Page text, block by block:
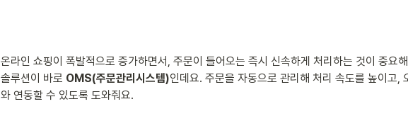
온라인 쇼핑이 폭발적으로 증가하면서, 주문이 들어오는 즉시 신속하게 처리하는 것이 중요
솔루션이 바로 OMS(주문관리시스템)인데요. 주문을 자동으로 관리해 처리 속도를 높이고,
와 연동할 수 있도록 도와줘요.